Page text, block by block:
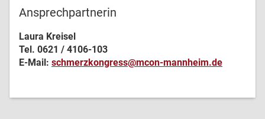
Ansprechpartnerin
Laura Kreisel
Tel. 0621 / 4106-103
E-Mail: schmerzkongress@mcon-mannheim.de